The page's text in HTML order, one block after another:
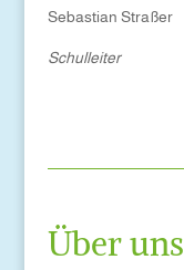
Sebastian Straßer
Schulleiter
Über uns